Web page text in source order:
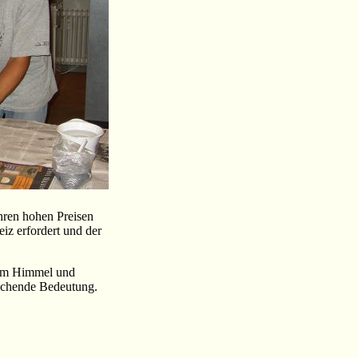
hohen Preisen
erfordert und der
Himmel und
Bedeutung.